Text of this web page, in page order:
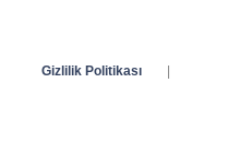
Gizlilik Politikası
|